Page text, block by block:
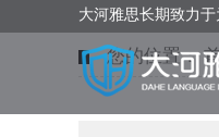
大河雅思长期致力
您的位置：